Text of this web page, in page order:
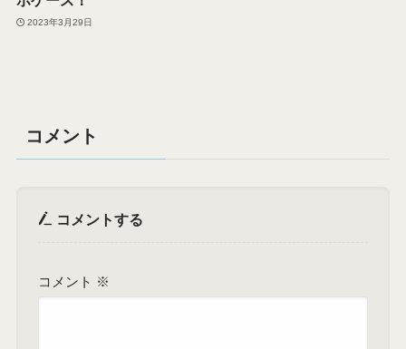
2023年3月29日
コメント
コメントする
コメント ※